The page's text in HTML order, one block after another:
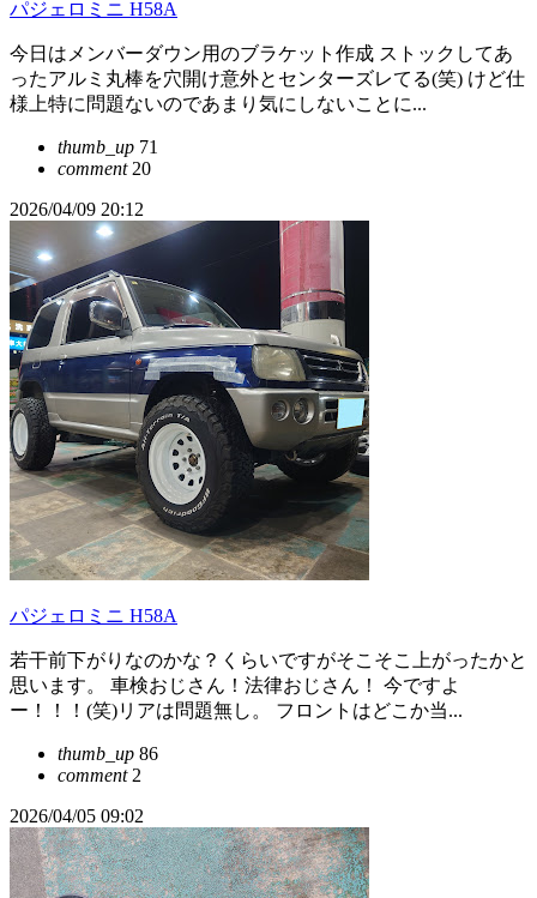
パジェロミニ H58A
今日はメンバーダウン用のブラケット作成 ストックしてあ
ったアルミ丸棒を穴開け意外とセンターズレてる(笑) けど仕
様上特に問題ないのであまり気にしないことに...
thumb_up 71
comment20
2026/04/09 20:12
パジェロミニ H58A
若干前下がりなのかな？くらいですがそこそこ上がったかと
思います。 車検おじさん！法律おじさん！ 今ですよ
ー！！！(笑)リアは問題無し。 フロントはどこか当...
thumb_up 86
comment2
2026/04/05 09:02